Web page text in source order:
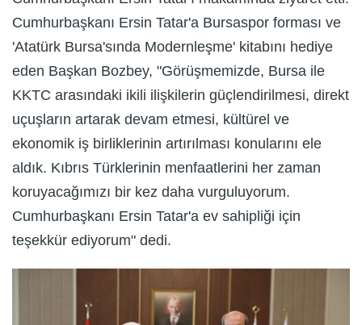
Cumhurbaşkanı Ersin Tatar'a Bursaspor forması ve
'Atatürk Bursa'sında Modernleşme' kitabını hediye
eden Başkan Bozbey, "Görüşmemizde, Bursa ile
KKTC arasındaki ikili ilişkilerin güçlendirilmesi, direkt
uçuşların artarak devam etmesi, kültürel ve
ekonomik iş birliklerinin artırılması konularını ele
aldık. Kıbrıs Türklerinin menfaatlerini her zaman
koruyacağımızı bir kez daha vurguluyorum.
Cumhurbaşkanı Ersin Tatar'a ev sahipliği için
teşekkür ediyorum" dedi.